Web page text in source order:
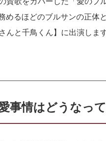
めるほどのブルサンの正体
んと千鳥くん】に出演しま
事情はどうなっ